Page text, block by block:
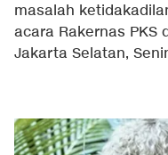
masalah
acara Rakernas PKS
Jakarta Selatan,